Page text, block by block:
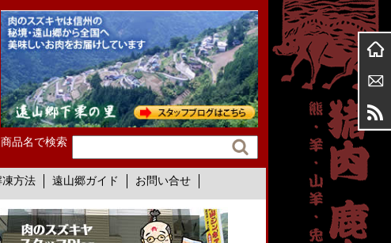
商品名で検索
凍方法 遠山郷ガイド お問い合せ